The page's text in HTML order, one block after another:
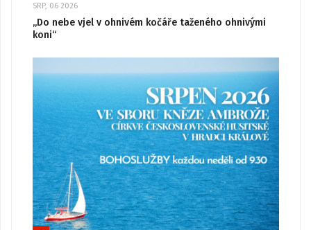
SRP, 06 2026
„Do nebe vjel v ohnivém kočáře taženého ohnivými
koni“